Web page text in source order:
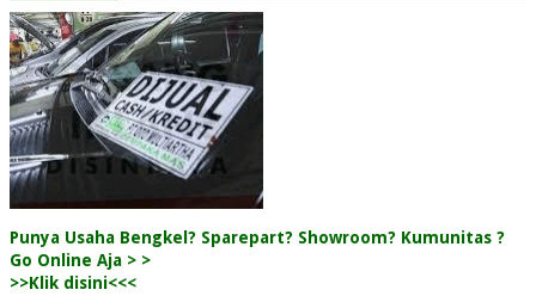
Punya Usaha Bengkel? Sparepart? Showroom? Kumunitas ?
Go Online Aja > >
>>Klik disini<<<